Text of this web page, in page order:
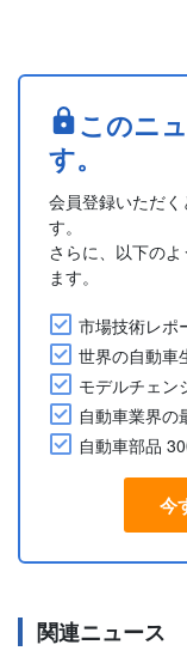
・車体サイズは全
1,680mmで、ホ
・AIを活....
このニ
す。
会員登録いただ
す。
さらに、以下の
ます。
市場技術レポ
世界の自動車
モデルチェン
自動車業界の
自動車部品
今
関連ニュース